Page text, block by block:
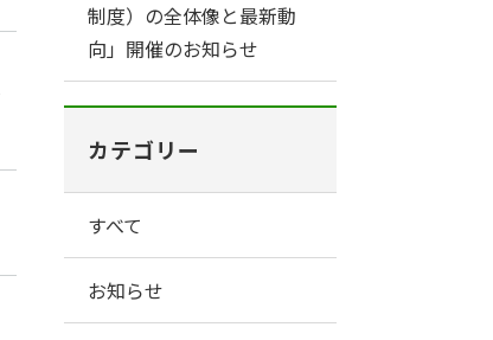
制度）の全体像と最新動
向」開催のお知らせ
カテゴリー
すべて
お知らせ